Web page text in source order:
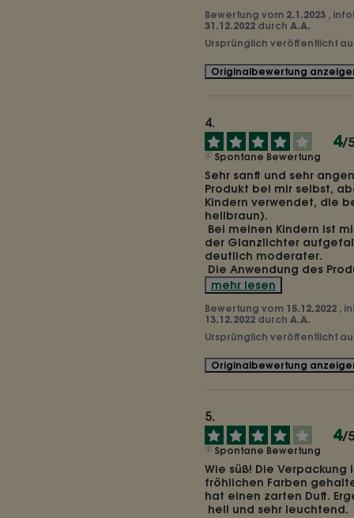
Bewertung vom 2.1.2023 ,
31.12.2022 durch A.A.
Ursprünglich veröffentlicht
Originalbewertung
4/5
Spontane Bewertung
Sehr sanft und sehr
Produkt bei mir selbst,
Kindern verwendet, die
hellbraun).
der Glanzlichter
deutlich moderater.
Die Anwendung des
mehr lesen
Bewertung vom 15.12.2022 ,
13.12.2022 durch A.A.
Ursprünglich veröffentlicht
Originalbewertung
4/5
Spontane Bewertung
Wie süß! Die
fröhlichen Farben
hat einen zarten Duft.
hell und sehr leuchtend.